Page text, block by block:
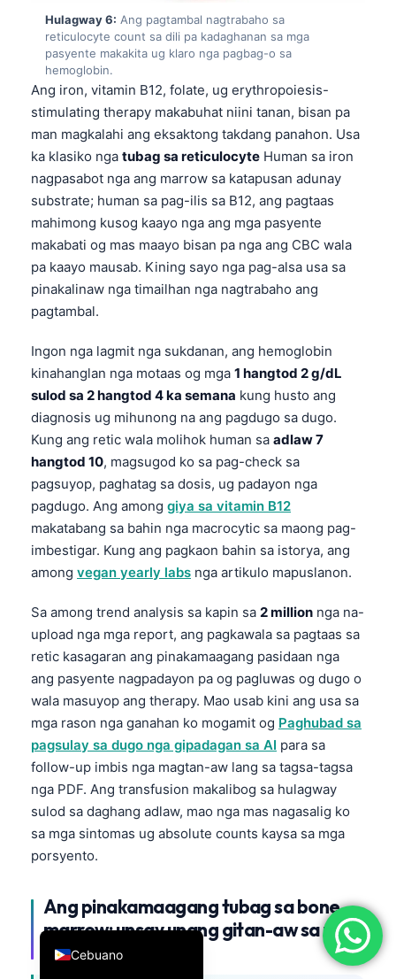
Hulagway 6: Ang pagtambal nagtrabaho sa
reticulocyte count sa dili pa kadaghanan sa mga
pasyente makakita ug klaro nga pagbag-o sa
hemoglobin.
Ang iron, vitamin B12, folate, ug erythropoiesis-
stimulating therapy makabuhat niini tanan, bisan pa
man magkalahi ang eksaktong takdang panahon. Usa
ka klasiko nga tubag sa reticulocyte Human sa iron
nagpasabot nga ang marrow sa katapusan adunay
substrate; human sa pag-ilis sa B12, ang pagtaas
mahimong kusog kaayo nga ang mga pasyente
makabati og mas maayo bisan pa nga ang CBC wala
pa kaayo mausab. Kining sayo nga pag-alsa usa sa
pinakalinaw nga timailhan nga nagtrabaho ang
pagtambal.
Ingon nga lagmit nga sukdanan, ang hemoglobin
kinahanglan nga motaas og mga 1 hangtod 2 g/dL
sulod sa 2 hangtod 4 ka semana kung husto ang
diagnosis ug mihunong na ang pagdugo sa dugo.
Kung ang retic wala molihok human sa adlaw 7
hangtod 10, magsugod ko sa pag-check sa
pagsuyop, paghatag sa dosis, ug padayon nga
pagdugo. Ang among giya sa vitamin B12
makatabang sa bahin nga macrocytic sa maong pag-
imbestigar. Kung ang pagkaon bahin sa istorya, ang
among vegan yearly labs nga artikulo mapuslanon.
Sa among trend analysis sa kapin sa 2 million nga na-
upload nga mga report, ang pagkawala sa pagtaas sa
retic kasagaran ang pinakamaagang pasidaan nga
ang pasyente nagpadayon pa og pagluwas og dugo o
wala masuyop ang therapy. Mao usab kini ang usa sa
mga rason nga ganahan ko mogamit og Paghubad sa
pagsulay sa dugo nga gipadagan sa AI para sa
follow-up imbis nga magtan-aw lang sa tagsa-tagsa
nga PDF. Ang transfusion makalibog sa hulagway
sulod sa daghang adlaw, mao nga mas nagasalig ko
sa mga sintomas ug absolute counts kaysa sa mga
porsyento.
Ang pinakamaagang tubag sa bone
marrow: unsay unang gitan-aw sa mga
clinician
Cebuano
English
Deutsch
Français
עִבְרִית
Italiano
Español
Português
Türkçe
Română
简体中文
فارسی
Български
Dansk
Nederlands
हिन्दी
Bahasa Indonesia
Հայերեն
Íslenska
Svenska
Bosanski
Azərbaycan dili
Eesti
日本語
Čeština
ქართული
Русский
Lietuvių kalba
Polski
한국어